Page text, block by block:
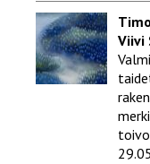
Viivi